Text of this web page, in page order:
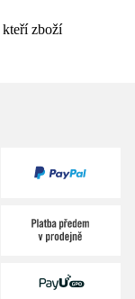
kteří zboží